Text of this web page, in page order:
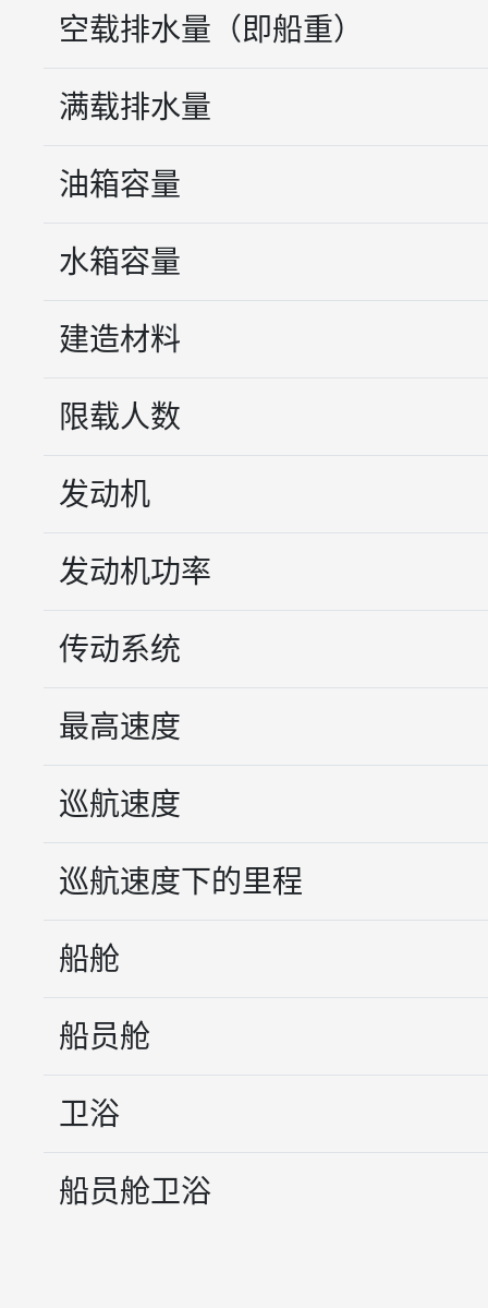
空载排水量（即船重）
满载排水量
油箱容量
水箱容量
建造材料
限载人数
发动机
发动机功率
传动系统
最高速度
巡航速度
巡航速度下的里程
船舱
船员舱
卫浴
船员舱卫浴